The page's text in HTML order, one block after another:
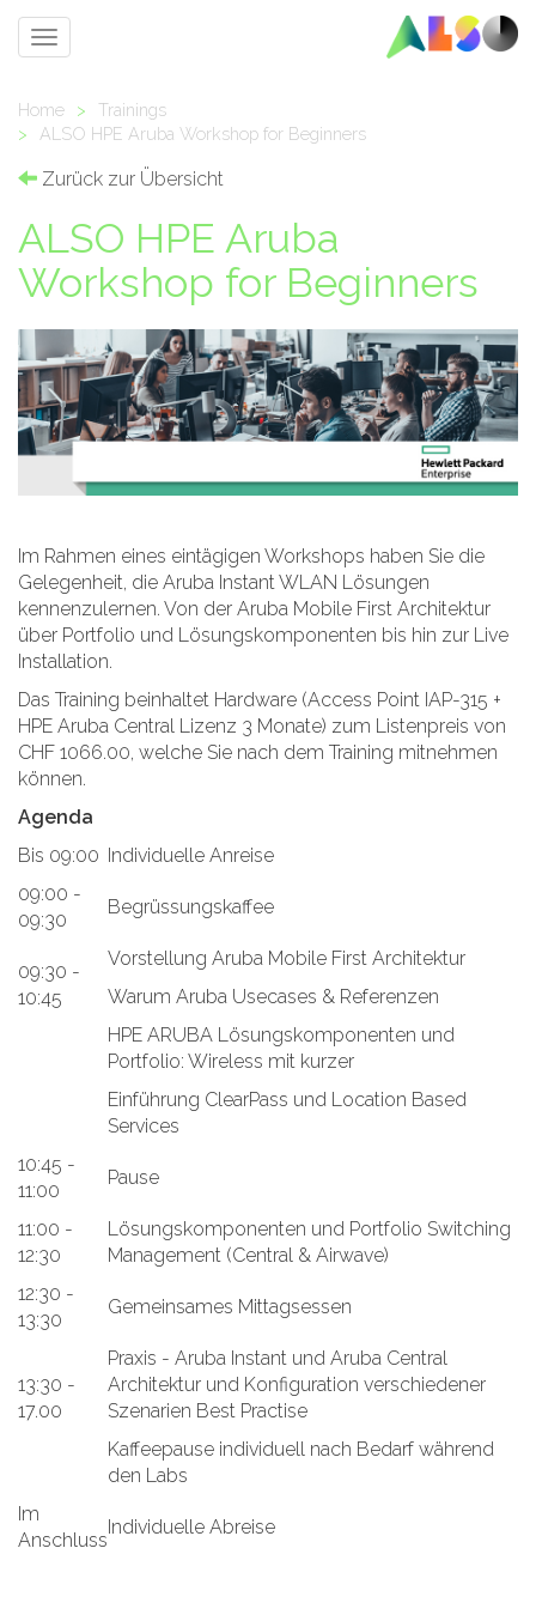
Toggle
Home >
Trainings
>
ALSO HPE Aruba Workshop for Beginners
Zurück zur Übersicht
ALSO HPE Aruba
Workshop for Beginners
Im Rahmen eines eintägigen Workshops haben Sie die
Gelegenheit, die Aruba Instant WLAN Lösungen
kennenzulernen. Von der Aruba Mobile First Architektur
über Portfolio und Lösungskomponenten bis hin zur Live
Installation.
Das Training beinhaltet Hardware (Access Point IAP-315 +
HPE Aruba Central Lizenz 3 Monate) zum Listenpreis von
CHF 1066.00, welche Sie nach dem Training mitnehmen
können.
Agenda
Bis 09:00
Individuelle Anreise
09:00 -
09:30
Begrüssungskaffee
09:30 -
10:45
Vorstellung Aruba Mobile First Architektur
Warum Aruba Usecases & Referenzen
HPE ARUBA Lösungskomponenten und
Portfolio: Wireless mit kurzer
Einführung ClearPass und Location Based
Services
10:45 -
11:00
Pause
11:00 -
12:30
Lösungskomponenten und Portfolio Switching
Management (Central & Airwave)
12:30 -
13:30
Gemeinsames Mittagsessen
13:30 -
17.00
Praxis - Aruba Instant und Aruba Central
Architektur und Konfiguration verschiedener
Szenarien Best Practise
Kaffeepause individuell nach Bedarf während
den Labs
Im
Anschluss
Individuelle Abreise